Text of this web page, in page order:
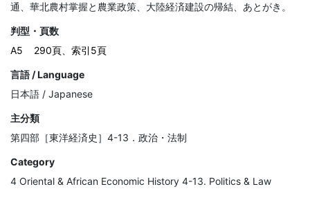
通、華北農村掌握と農業政策、大陸経済建設の帰結、あとがき。
判型・頁数
A5
290頁、索引5頁
言語 / Language
日本語 / Japanese
主分類
第四部［東洋経済史］4-13．政治・法制
Category
4 Oriental & African Economic History 4-13. Politics & Law